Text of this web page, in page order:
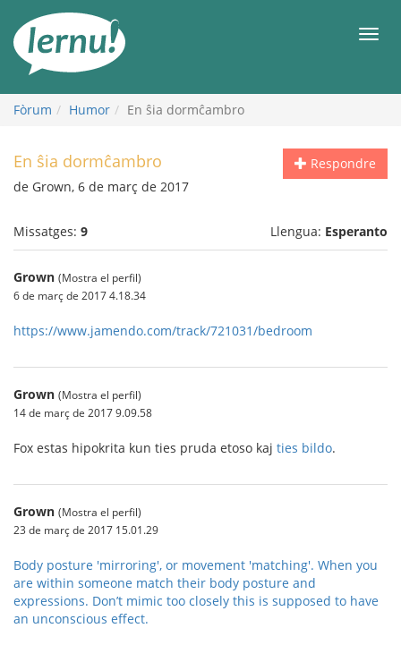
contingut
Fòrum Humor En ŝia dormĉambro
Respondre
En ŝia dormĉambro
de Grown, 6 de març de 2017
Missatges: 9 Llengua: Esperanto
Grown (Mostra el perfil)
6 de març de 2017 4.18.34
https://www.jamendo.com/track/721031/bedroom
Grown (Mostra el perfil)
14 de març de 2017 9.09.58
Fox estas hipokrita kun ties pruda etoso kaj ties bildo.
Grown (Mostra el perfil)
23 de març de 2017 15.01.29
Body posture 'mirroring', or movement 'matching'. When you
are within someone match their body posture and
expressions. Don’t mimic too closely this is supposed to have
an unconscious effect.